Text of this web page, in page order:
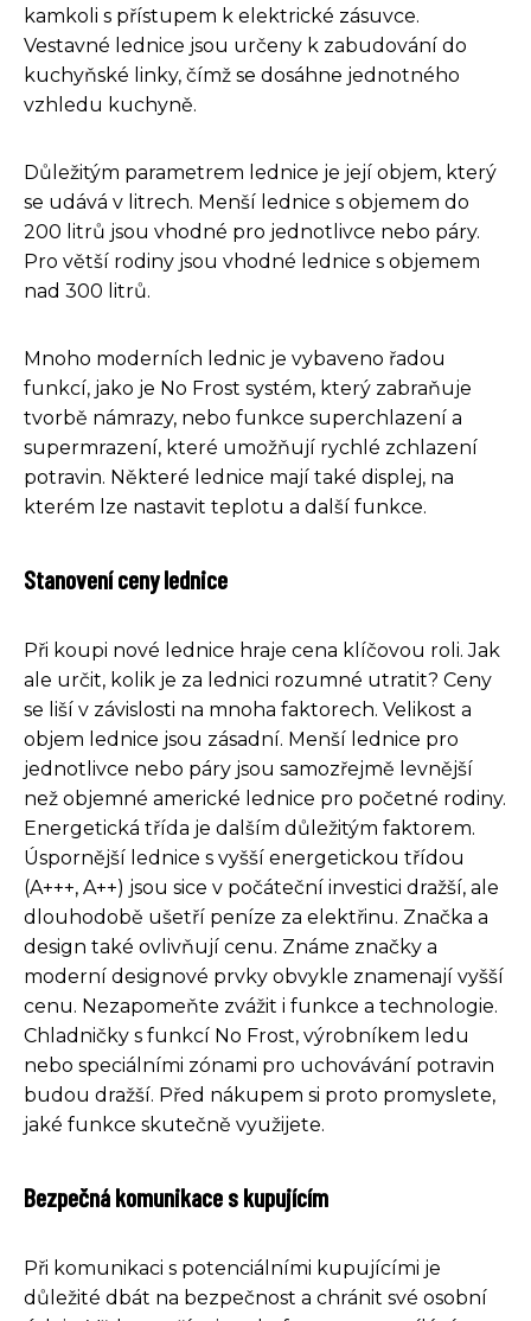
kamkoli s přístupem k elektrické zásuvce.
Vestavné lednice jsou určeny k zabudování do
kuchyňské linky, čímž se dosáhne jednotného
vzhledu kuchyně.
Důležitým parametrem lednice je její objem, který
se udává v litrech. Menší lednice s objemem do
200 litrů jsou vhodné pro jednotlivce nebo páry.
Pro větší rodiny jsou vhodné lednice s objemem
nad 300 litrů.
Mnoho moderních lednic je vybaveno řadou
funkcí, jako je No Frost systém, který zabraňuje
tvorbě námrazy, nebo funkce superchlazení a
supermrazení, které umožňují rychlé zchlazení
potravin. Některé lednice mají také displej, na
kterém lze nastavit teplotu a další funkce.
Stanovení ceny lednice
Při koupi nové lednice hraje cena klíčovou roli. Jak
ale určit, kolik je za lednici rozumné utratit? Ceny
se liší v závislosti na mnoha faktorech. Velikost a
objem lednice jsou zásadní. Menší lednice pro
jednotlivce nebo páry jsou samozřejmě levnější
než objemné americké lednice pro početné rodiny.
Energetická třída je dalším důležitým faktorem.
Úspornější lednice s vyšší energetickou třídou
(A+++, A++) jsou sice v počáteční investici dražší, ale
dlouhodobě ušetří peníze za elektřinu. Značka a
design také ovlivňují cenu. Známe značky a
moderní designové prvky obvykle znamenají vyšší
cenu. Nezapomeňte zvážit i funkce a technologie.
Chladničky s funkcí No Frost, výrobníkem ledu
nebo speciálními zónami pro uchovávání potravin
budou dražší. Před nákupem si proto promyslete,
jaké funkce skutečně využijete.
Bezpečná komunikace s kupujícím
Při komunikaci s potenciálními kupujícími je
důležité dbát na bezpečnost a chránit své osobní